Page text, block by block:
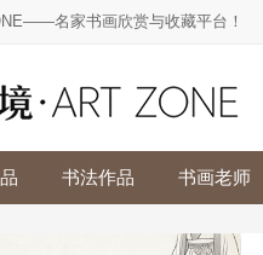
名家书画欣赏与收藏平台！
书法作品 书画老师